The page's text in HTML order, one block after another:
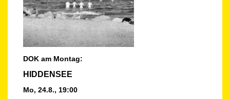
DOK am Montag:
HIDDENSEE
Mo, 24.8., 19:00